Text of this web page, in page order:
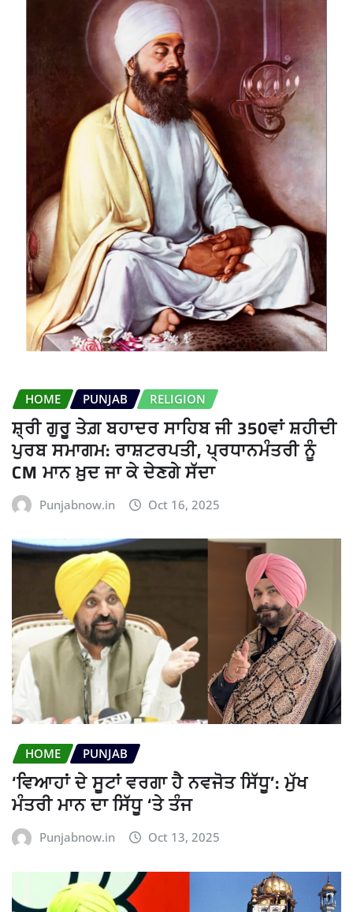
HOME PUNJAB RELIGION
ਸ਼੍ਰੀ ਗੁਰੂ ਤੇਗ਼ ਬਹਾਦਰ ਸਾਹਿਬ ਜੀ 350ਵਾਂ ਸ਼ਹੀਦੀ
ਪੁਰਬ ਸਮਾਗਮ: ਰਾਸ਼ਟਰਪਤੀ, ਪ੍ਰਧਾਨਮੰਤਰੀ ਨੂੰ
CM ਮਾਨ ਖ਼ੁਦ ਜਾ ਕੇ ਦੇਣਗੇ ਸੱਦਾ
Punjabnow.in Oct 16, 2025
HOME PUNJAB
‘ਵਿਆਹਾਂ ਦੇ ਸੂਟਾਂ ਵਰਗਾ ਹੈ ਨਵਜੋਤ ਸਿੱਧੂ’: ਮੁੱਖ
ਮੰਤਰੀ ਮਾਨ ਦਾ ਸਿੱਧੂ ‘ਤੇ ਤੰਜ
Punjabnow.in Oct 13, 2025